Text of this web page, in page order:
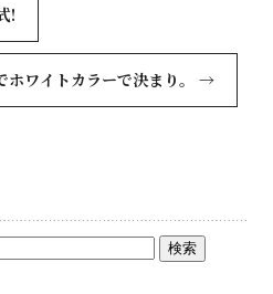
!
ワイトカラーで決まり。 →